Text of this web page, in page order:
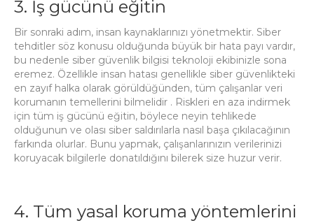
3. İş gücünü eğitin
Bir sonraki adım, insan kaynaklarınızı yönetmektir. Siber
tehditler söz konusu olduğunda büyük bir hata payı vardır,
bu nedenle siber güvenlik bilgisi teknoloji ekibinizle sona
eremez. Özellikle insan hatası genellikle siber güvenlikteki
en zayıf halka olarak görüldüğünden, tüm çalışanlar veri
korumanın temellerini bilmelidir . Riskleri en aza indirmek
için tüm iş gücünü eğitin, böylece neyin tehlikede
olduğunun ve olası siber saldırılarla nasıl başa çıkılacağının
farkında olurlar. Bunu yapmak, çalışanlarınızın verilerinizi
koruyacak bilgilerle donatıldığını bilerek size huzur verir.
4. Tüm yasal koruma yöntemlerini